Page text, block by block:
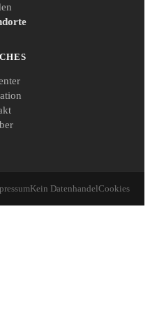
Kein DatenhandelCookies